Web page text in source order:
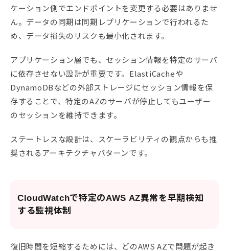
ケーション側でエンドポイントを変更する必要はありませ
ん。データの同期は同期レプリケーションで行われるた
め、データ損失のリスクも最小化されます。
アプリケーション層でも、セッション情報を特定のサーバ
に依存させない設計が重要です。ElastiCacheや
DynamoDBなどの外部ストレージにセッション情報を保
存することで、特定のAZのサーバが停止してもユーザー
のセッションを維持できます。
ステートレスな設計は、スケーラビリティの観点からも推
奨されるアーキテクチャパターンです。
CloudWatchで特定のAWS AZ異常を早期検知
する監視体制
復旧時間を短縮するためには、どのAWS AZで問題が起き